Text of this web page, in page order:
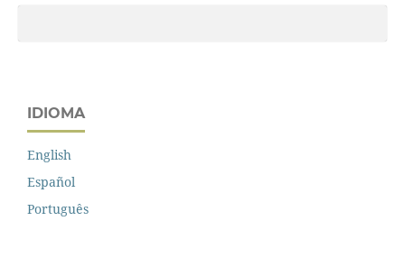
IDIOMA
English
Español
Português